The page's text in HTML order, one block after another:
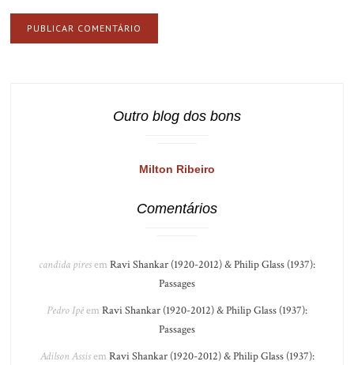
Outro blog dos bons
Milton Ribeiro
Comentários
candida piresem Ravi Shankar (1920-2012) & Philip Glass (1937):
Passages
Pedro Ipêem Ravi Shankar (1920-2012) & Philip Glass (1937):
Passages
Adilson Assisem Ravi Shankar (1920-2012) & Philip Glass (1937):